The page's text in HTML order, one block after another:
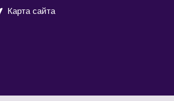
Карта сайта